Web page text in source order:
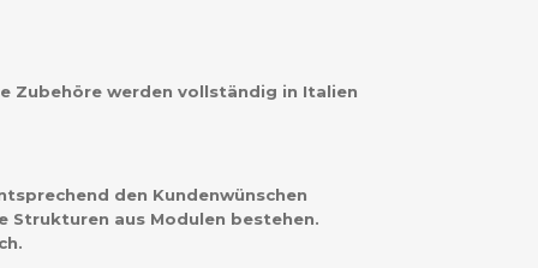
Zubehöre werden vollständig in Italien
den Kundenwünschen
Strukturen aus Modulen bestehen.